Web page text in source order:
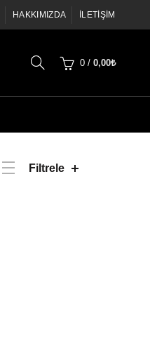
HAKKIMIZDA İLETIŞIM
0 / 0,00₺
Filtrele